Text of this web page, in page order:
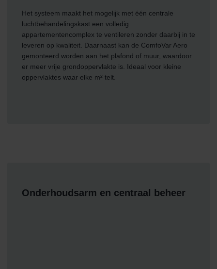
Het systeem maakt het mogelijk met één centrale
luchtbehandelingskast een volledig
appartementencomplex te ventileren zonder daarbij in te
leveren op kwaliteit. Daarnaast kan de ComfoVar Aero
gemonteerd worden aan het plafond of muur, waardoor
er meer vrije grondoppervlakte is. Ideaal voor kleine
oppervlaktes waar elke m² telt.
Onderhoudsarm en centraal beheer